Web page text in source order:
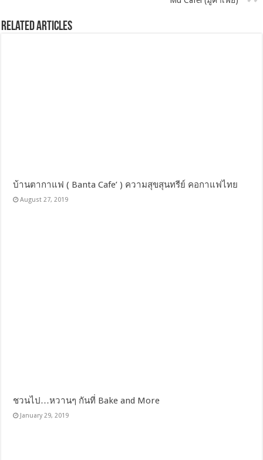
Related Articles
บ้านตากาแฟ ( Banta Cafe’ ) ความสุขสุนทรีย์ คอกาแฟไทย
August 27, 2019
ชวนไป…หวานๆ กันที่ Bake and More
January 29, 2019